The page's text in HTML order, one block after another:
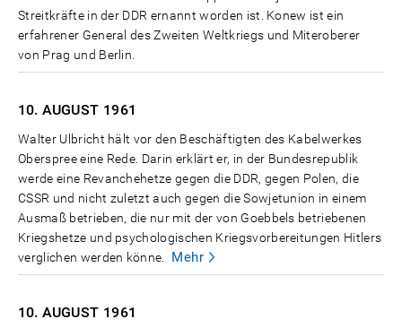
Streitkräfte in der DDR ernannt worden ist. Konew ist ein
erfahrener General des Zweiten Weltkriegs und Miteroberer
von Prag und Berlin.
10. AUGUST 1961
Walter Ulbricht hält vor den Beschäftigten des Kabelwerkes
Oberspree eine Rede. Darin erklärt er, in der Bundesrepublik
werde eine Revanchehetze gegen die DDR, gegen Polen, die
CSSR und nicht zuletzt auch gegen die Sowjetunion in einem
Ausmaß betrieben, die nur mit der von Goebbels betriebenen
Kriegshetze und psychologischen Kriegsvorbereitungen Hitlers
verglichen werden könne.
Mehr
10. AUGUST 1961